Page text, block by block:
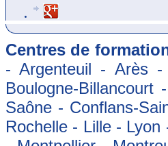
Centres de
- Argenteuil - Arès
Boulogne-
Saône - Conflans-
Rochelle - Lille -